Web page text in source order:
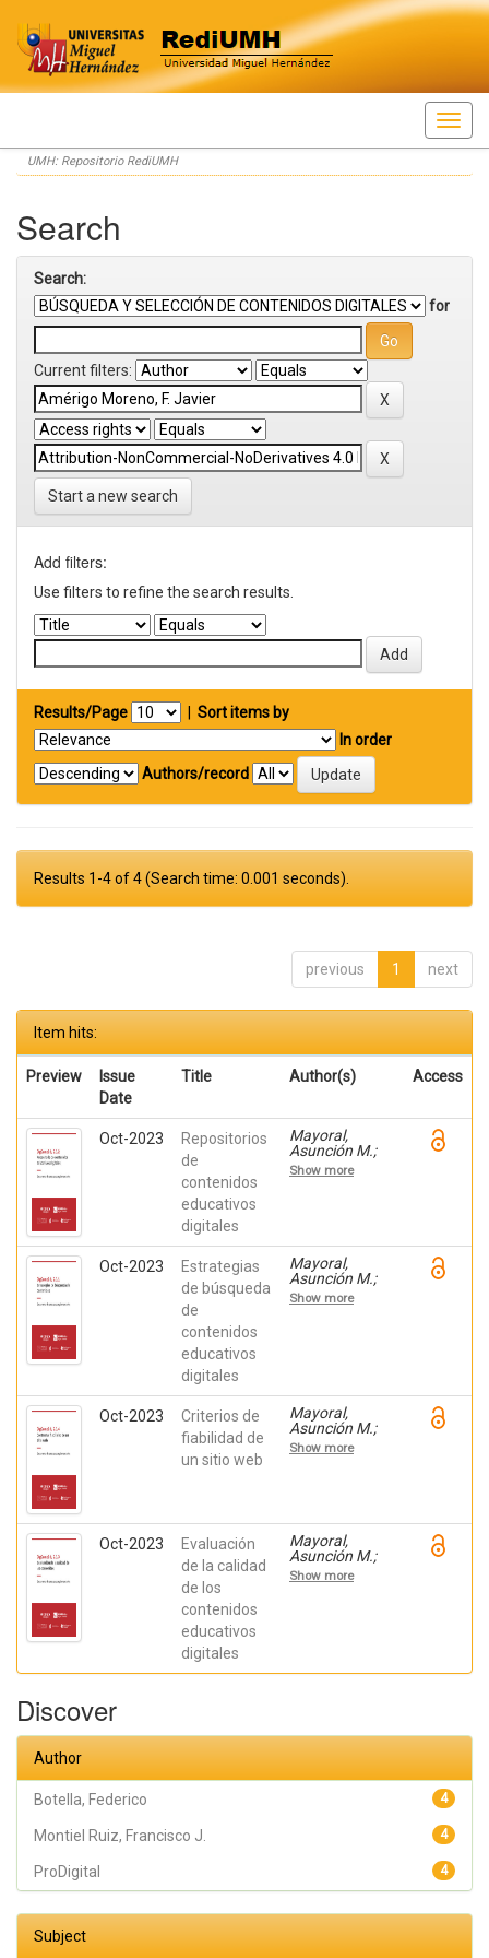
Skip
navigation
UMH: Repositorio RediUMH
Search
Search:
for
Current filters:
Start a new search
Add filters:
Use filters to refine the search results.
Results/Page
Sort items by
In order
Authors/record
Results 1-4 of 4 (Search time: 0.001 seconds).
previous 1 next
Item hits:
Preview
Issue
Date
Title Author(s) Access
Oct-2023
Repositorios
de
contenidos
educativos
digitales
Mayoral,
Asunción M.;
Montiel Ruiz,
Francisco J.;
Federico
Show more
Oct-2023
Estrategias
de búsqueda
de
contenidos
educativos
digitales
Mayoral,
Asunción M.;
Montiel Ruiz,
Francisco J.;
Show more
Oct-2023
Criterios de
fiabilidad de
un sitio web
Mayoral,
Asunción M.;
Montiel Ruiz,
Francisco J.;
Federico
Show more
Oct-2023
Evaluación
de la calidad
de los
contenidos
educativos
digitales
Mayoral,
Asunción M.;
Montiel Ruiz,
Francisco J.;
Show more
Discover
Author
4
Botella, Federico
4
Montiel Ruiz, Francisco J.
4
ProDigital
Subject